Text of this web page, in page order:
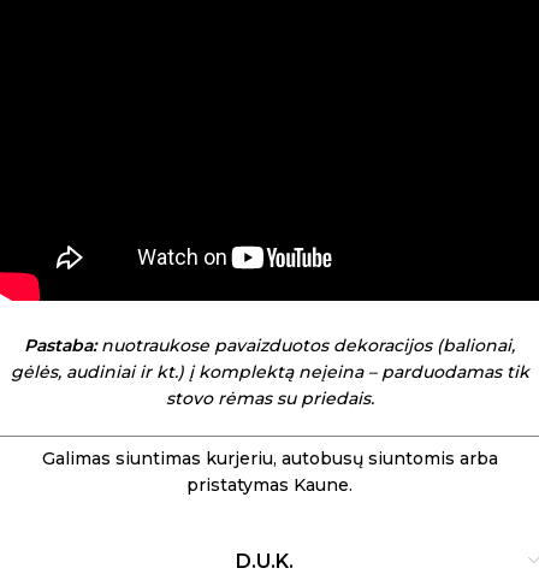
Pastaba:nuotraukose pavaizduotos dekoracijos (balionai,
gėlės, audiniai ir kt.) į komplektą neįeina – parduodamas tik
stovo rėmas su priedais.
Galimas siuntimas kurjeriu, autobusų siuntomis arba
pristatymas Kaune.
D.U.K.